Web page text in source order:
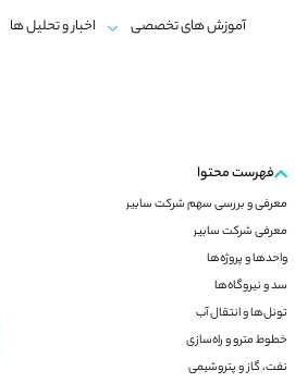
آموزش های تخصصی اخبار و تحلیل ها
فهرست محتوا
معرفی و بررسی سهم شرکت سابیر
معرفی شرکت سابیر
واحدها و پروژه‌ها
سد و نیروگاه‌ها
تونل‌ها و انتقال آب
خطوط مترو و راه‌سازی
نفت، گاز و پتروشیمی